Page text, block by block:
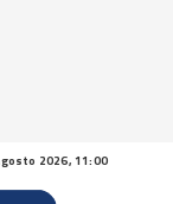
2026, 11:00